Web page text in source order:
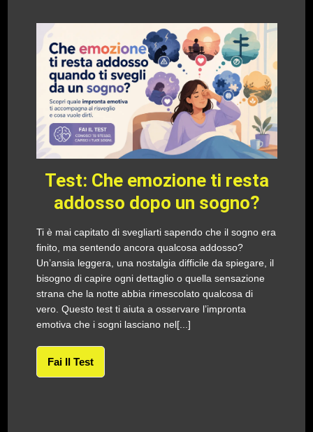
Test: Che emozione ti resta
addosso dopo un sogno?
Ti è mai capitato di svegliarti sapendo che il sogno era
finito, ma sentendo ancora qualcosa addosso?
Un’ansia leggera, una nostalgia difficile da spiegare, il
bisogno di capire ogni dettaglio o quella sensazione
strana che la notte abbia rimescolato qualcosa di
vero. Questo test ti aiuta a osservare l’impronta
emotiva che i sogni lasciano nel[...]
Fai Il Test